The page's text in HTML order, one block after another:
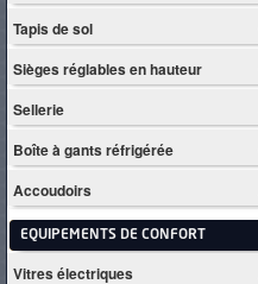
Tapis de sol
Sièges réglables en hauteur
Sellerie
Boîte à gants réfrigérée
Accoudoirs
EQUIPEMENTS DE CONFORT
Vitres électriques